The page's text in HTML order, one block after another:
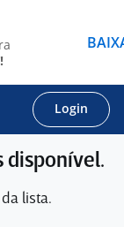
Login
disponível.
lista.